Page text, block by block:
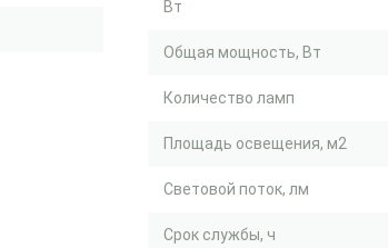
Вт
Общая мощность, Вт
Количество ламп
Площадь освещения, м2
Световой поток, лм
Срок службы, ч